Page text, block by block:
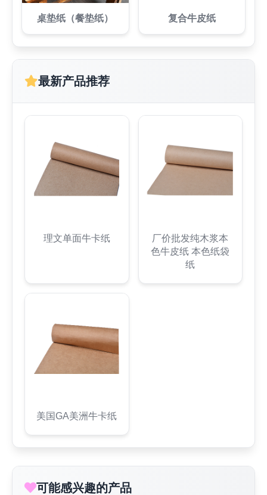
桌垫纸（餐垫纸） 复合牛皮纸
最新产品推荐
理文单面牛卡纸
厂价批发纯木浆本
色牛皮纸 本色纸袋
纸
美国GA美洲牛卡纸
可能感兴趣的产品